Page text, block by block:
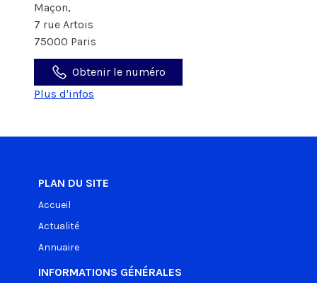
Maçon,
7 rue Artois
75000 Paris
Obtenir le numéro
Plus d'infos
PLAN DU SITE
Accueil
Actualité
Annuaire
INFORMATIONS GÉNÉRALES